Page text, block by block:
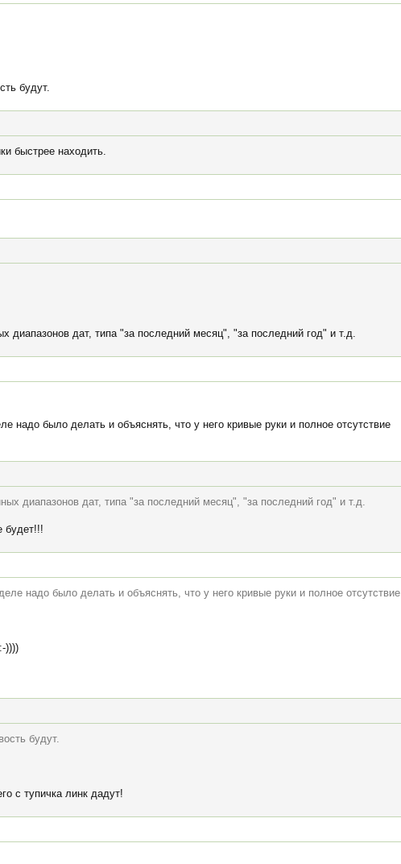
будут.
быстрее находить.
диапазонов дат, типа "за последний месяц", "за последний год" и т.д.
надо было делать и объяснять, что у него кривые руки и полное отсутствие
диапазонов дат, типа "за последний месяц", "за последний год" и т.д.
будет!!!
надо было делать и объяснять, что у него кривые руки и полное отсутствие
))))
будут.
с тупичка линк дадут!